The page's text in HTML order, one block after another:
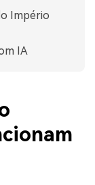
Império
IA